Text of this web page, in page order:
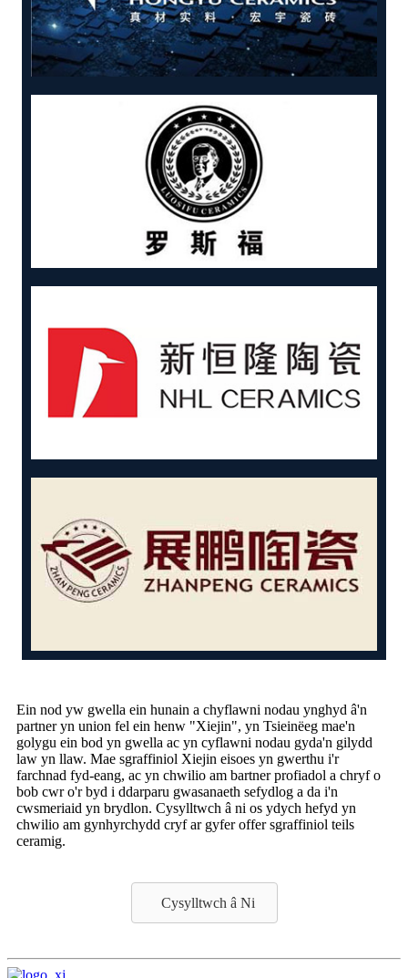
Ein nod yw gwella ein hunain a chyflawni nodau ynghyd â'n
partner yn union fel ein henw "Xiejin", yn Tsieinëeg mae'n
golygu ein bod yn gwella ac yn cyflawni nodau gyda'n gilydd
law yn llaw. Mae sgraffiniol Xiejin eisoes yn gwerthu i'r
farchnad fyd-eang, ac yn chwilio am bartner profiadol a chryf o
bob cwr o'r byd i ddarparu gwasanaeth sefydlog a da i'n
cwsmeriaid yn brydlon. Cysylltwch â ni os ydych hefyd yn
chwilio am gynhyrchydd cryf ar gyfer offer sgraffiniol teils
ceramig.
Cysylltwch â Ni